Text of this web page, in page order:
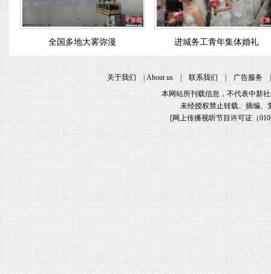
全国多地大雾弥漫 进城务工青年集体婚礼
关于我们|About us|联系我们|广告服务
本网站所刊载信息，不代表中新
未经授权禁止转载、摘编、
[网上传播视听节目许可证（